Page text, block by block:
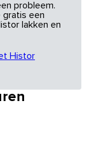
probleem.
gratis een
lakken en
Histor